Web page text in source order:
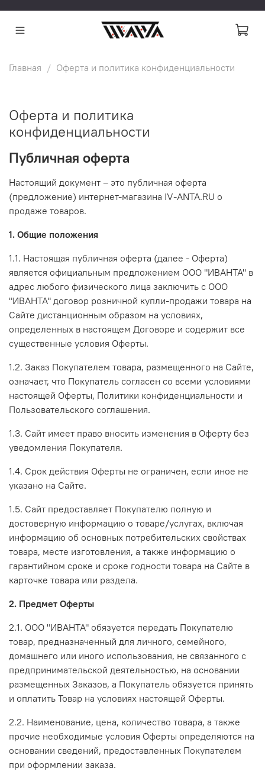
Главная Оферта и политика конфиденциальности
Оферта и политика
конфиденциальности
Публичная оферта
Настоящий документ – это публичная оферта
(предложение) интернет-магазина IV-ANTA.RU о
продаже товаров.
1. Общие положения
1.1. Настоящая публичная оферта (далее - Оферта)
является официальным предложением ООО "ИВАНТА" в
адрес любого физического лица заключить с ООО
"ИВАНТА" договор розничной купли-продажи товара на
Сайте дистанционным образом на условиях,
определенных в настоящем Договоре и содержит все
существенные условия Оферты.
1.2. Заказ Покупателем товара, размещенного на Сайте,
означает, что Покупатель согласен со всеми условиями
настоящей Оферты, Политики конфиденциальности и
Пользовательского соглашения.
1.3. Сайт имеет право вносить изменения в Оферту без
уведомления Покупателя.
1.4. Срок действия Оферты не ограничен, если иное не
указано на Сайте.
1.5. Сайт предоставляет Покупателю полную и
достоверную информацию о товаре/услугах, включая
информацию об основных потребительских свойствах
товара, месте изготовления, а также информацию о
гарантийном сроке и сроке годности товара на Сайте в
карточке товара или раздела.
2. Предмет Оферты
2.1. ООО "ИВАНТА" обязуется передать Покупателю
товар, предназначенный для личного, семейного,
домашнего или иного использования, не связанного с
предпринимательской деятельностью, на основании
размещенных Заказов, а Покупатель обязуется принять
и оплатить Товар на условиях настоящей Оферты.
2.2. Наименование, цена, количество товара, а также
прочие необходимые условия Оферты определяются на
основании сведений, предоставленных Покупателем
при оформлении заказа.